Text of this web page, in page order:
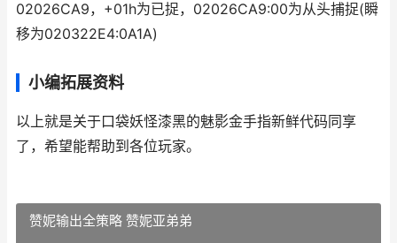
02026CA9，+01h为已捉，02026CA9:00为从头捕捉(瞬
移为020322E4:0A1A)
小编拓展资料
以上就是关于口袋妖怪漆黑的魅影金手指新鲜代码同享
了，希望能帮助到各位玩家。
赞妮输出全策略 赞妮亚弟弟